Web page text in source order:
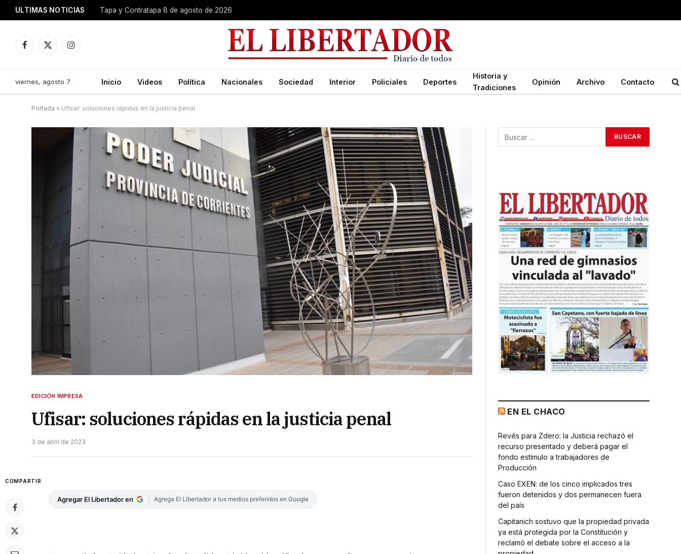
ULTIMAS NOTICIAS Tapa y Contratapa 8 de agosto de 2026
Facebook
X
Instagram
viernes, agosto 7 Inicio Videos Política Nacionales Sociedad Interior Policiales Deportes
Historia y
Tradiciones
Opinión Archivo Contacto
Portada » Ufisar: soluciones rápidas en la justicia penal
EDICIÓN IMPRESA
Ufisar: soluciones rápidas en la justicia penal
3 de abril de 2023
COMPARTIR
Agregar El Libertador en Agrega El Libertador a tus medios preferidos en Google
EN EL CHACO
Revés para Zdero: la Justicia rechazó el
recurso presentado y deberá pagar el
fondo estímulo a trabajadores de
Producción
Caso EXEN: de los cinco implicados tres
fueron detenidos y dos permanecen fuera
del país
Capitanich sostuvo que la propiedad privada
ya está protegida por la Constitución y
reclamó el debate sobre el acceso a la